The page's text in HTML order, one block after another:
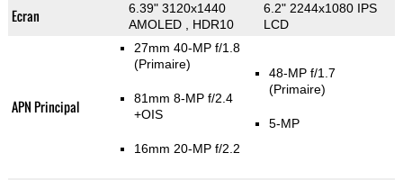
Ecran
6.39" 3120x1440
AMOLED , HDR10
6.2" 2244x1080 IPS
LCD
APN Principal
27mm 40-MP f/1.8
(Primaire)
81mm 8-MP f/2.4
+OIS
16mm 20-MP f/2.2
48-MP f/1.7
(Primaire)
5-MP